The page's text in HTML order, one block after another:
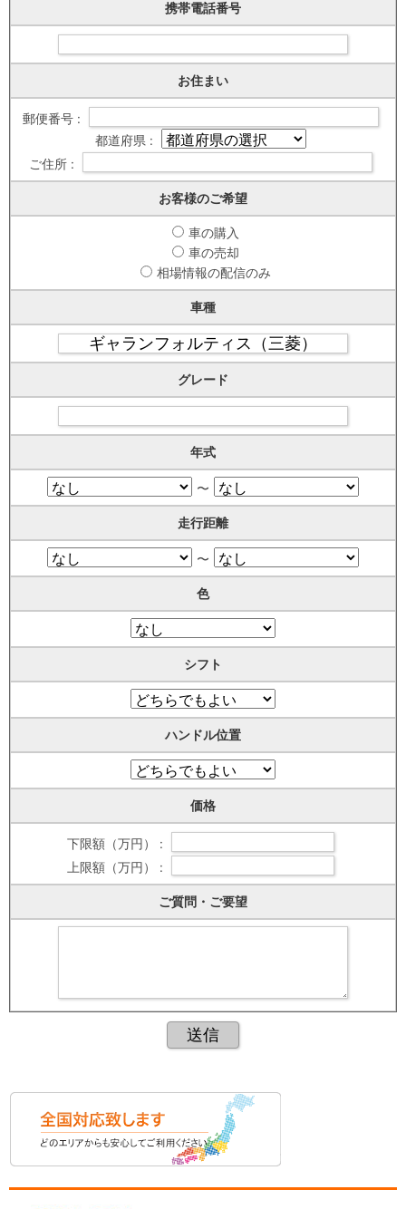
携帯電話番号
お住まい
郵便番号 :
都道府県 :
ご住所 :
お客様のご希望
車の購入
車の売却
相場情報の配信のみ
車種
グレード
年式
〜
走行距離
〜
色
シフト
ハンドル位置
価格
下限額（万円） :
上限額（万円） :
ご質問・ご要望